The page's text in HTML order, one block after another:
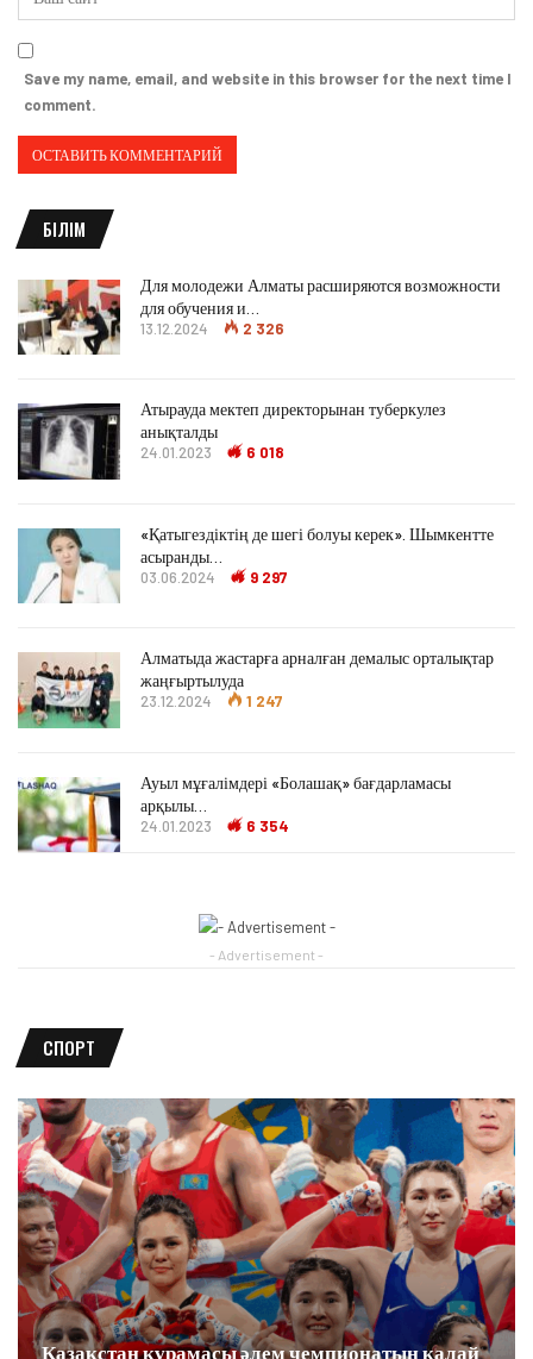
Save my name, email, and website in this browser for the next time I
comment.
БІЛІМ
Для молодежи Алматы расширяются возможности
для обучения и…
13.12.2024 2 326
Атырауда мектеп директорынан туберкулез
анықталды
24.01.2023 6 018
«Қатыгездіктің де шегі болуы керек». Шымкентте
асыранды…
03.06.2024 9 297
Алматыда жастарға арналған демалыс орталықтар
жаңғыртылуда
23.12.2024 1 247
Ауыл мұғалімдері «Болашақ» бағдарламасы
арқылы…
24.01.2023 6 354
- Advertisement -
СПОРТ
Қазақстан құрамасы әлем чемпионатын қалай